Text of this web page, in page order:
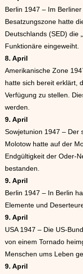
Berlin 1947 – Im
Besatzungszone hatte
Deutschlands (SED) die
Funktionäre eingeweiht.
8. April
Amerikanische Zone
hatte sich bereit erklärt,
Verfügung zu stellen.
werden.
9. April
Sowjetunion 1947 – Der
Molotow hatte auf der
Endgültigkeit der Oder-
bestanden.
9. April
Berlin 1947 – In Berlin
Elemente und
9. April
USA 1947 – Die US-
von einem Tornado
Menschen ums Leben
9. April